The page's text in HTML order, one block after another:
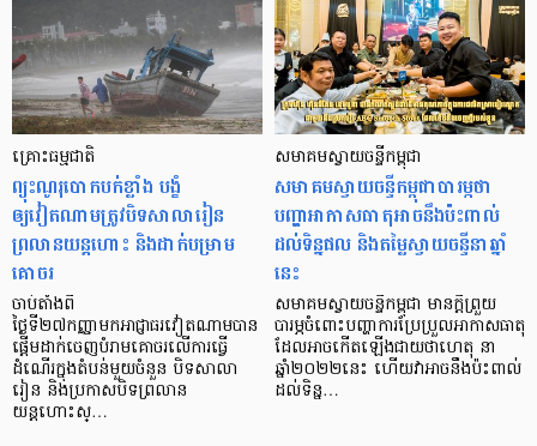
គ្រោះធម្មជាតិ
ព្យុះណូរុបោកបក់ខ្លាំង បង្ខំ
ឲ្យវៀតណាមត្រូវបិទសាលារៀន
ព្រលានយន្តហោះ និងដាក់បម្រាម
គោចរ
ចាប់តាំងពី
ថ្ងៃទី២៧កញ្ញាមកអាជ្ញាធរវៀតណាមបាន
ផ្តើមដាក់ចេញបំរាមគោចរលើការធ្វើ
ដំណើរក្នុងតំបន់មួយចំនួន បិទសាលា
រៀន និងប្រកាសបិទព្រលាន
យន្តហោះស្…
សមាគមស្វាយចន្ទីកម្ពុជា
សមាគមស្វាយចន្ទីកម្ពុជាបារម្ភថា
បញ្ហាអាកាសធាតុអាចនឹងប៉ះពាល់
ដល់ទិន្នផល និងតម្លៃស្វាយចន្ទីនាឆ្នាំ
នេះ
សមាគមស្វាយចន្ទីកម្ពុជា មានក្ដីព្រួយ
បារម្ភចំពោះបញ្ហាការប្រែប្រួលអាកាសធាតុ
ដែលអាចកើតឡើងជាយថាហេតុ នា
ឆ្នាំ២០២២នេះ ហើយវាអាចនឹងប៉ះពាល់
ដល់ទិន្ន…